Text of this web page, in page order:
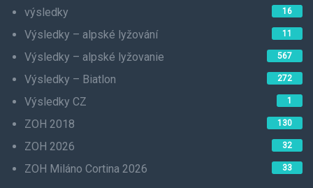
výsledky 16
Výsledky – alpské lyžování 11
Výsledky – alpské lyžovanie 567
Výsledky – Biatlon 272
Výsledky CZ 1
ZOH 2018 130
ZOH 2026 32
ZOH Miláno Cortina 2026 33